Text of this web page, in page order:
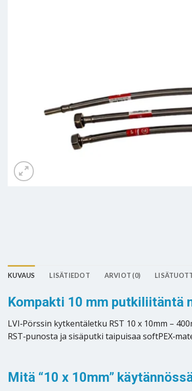
KUVAUS LISÄTIEDOT ARVIOT (0)
Kompakti 10 mm putkiliitäntä
LVI‑Pörssin kytkentäletku RST 10 x 10mm –
RST‑punosta ja sisäputki taipuisaa
Mitä “10 x 10mm”